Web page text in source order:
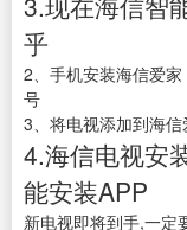
乎
2、手机安装海信爱
号
3、将电视添加到海
4.海信电视安
能安装APP
新电视即将到手,一定